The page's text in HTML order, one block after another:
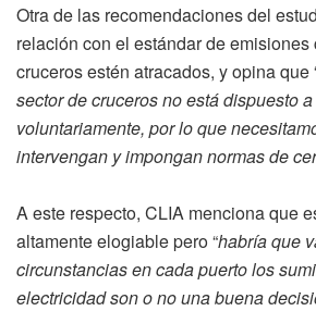
Otra de las recomendaciones del
relación con el estándar de
cruceros estén atracados, y opina que
sector de cruceros no está dispuesto
voluntariamente, por lo que
intervengan y impongan normas de
A este respecto, CLIA menciona que
altamente elogiable pero “habría que
circunstancias en cada puerto los
electricidad son o no una buena